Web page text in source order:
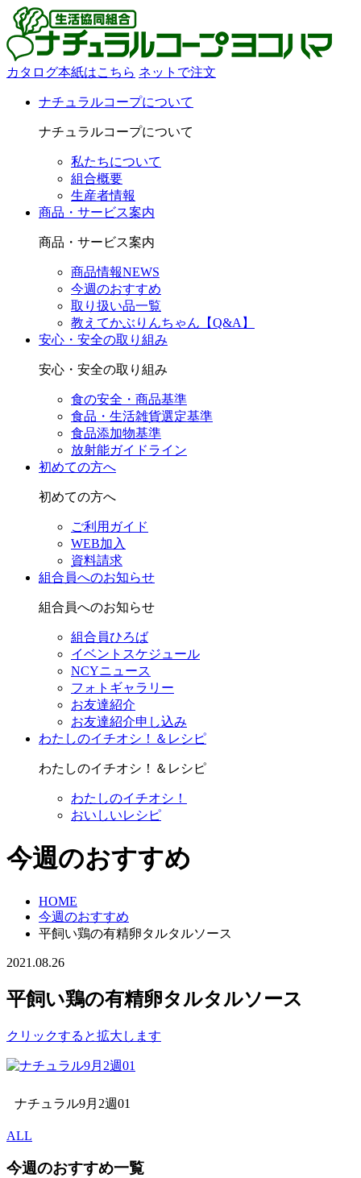
カタログ本紙はこちら ネットで注文
ナチュラルコープについて
ナチュラルコープについて
私たちについて
組合概要
生産者情報
商品・サービス案内
商品・サービス案内
商品情報NEWS
今週のおすすめ
取り扱い品一覧
教えてかぶりんちゃん【Q&A】
安心・安全の取り組み
安心・安全の取り組み
食の安全・商品基準
食品・生活雑貨選定基準
食品添加物基準
放射能ガイドライン
初めての方へ
初めての方へ
ご利用ガイド
WEB加入
資料請求
組合員へのお知らせ
組合員へのお知らせ
組合員ひろば
イベントスケジュール
NCYニュース
フォトギャラリー
お友達紹介
お友達紹介申し込み
わたしのイチオシ！＆レシピ
わたしのイチオシ！＆レシピ
わたしのイチオシ！
おいしいレシピ
今週のおすすめ
HOME
今週のおすすめ
平飼い鶏の有精卵タルタルソース
2021.08.26
平飼い鶏の有精卵タルタルソース
クリックすると拡大します
ナチュラル9月2週01
ALL
今週のおすすめ一覧